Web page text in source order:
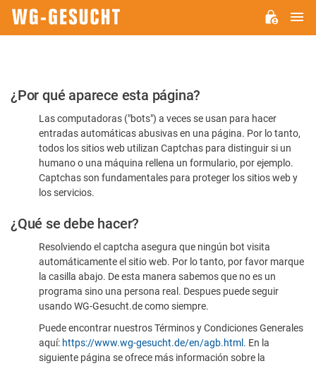
Por
favor,
confirme
humano
¿Por qué aparece esta página?
Las computadoras ("bots") a veces se usan para hacer
entradas automáticas abusivas en una página. Por lo tanto,
todos los sitios web utilizan Captchas para distinguir si un
humano o una máquina rellena un formulario, por ejemplo.
Captchas son fundamentales para proteger los sitios web y
los servicios.
¿Qué se debe hacer?
Resolviendo el captcha asegura que ningún bot visita
automáticamente el sitio web. Por lo tanto, por favor marque
la casilla abajo. De esta manera sabemos que no es un
programa sino una persona real. Despues puede seguir
usando WG-Gesucht.de como siempre.
Puede encontrar nuestros Términos y Condiciones Generales
aquí: https://www.wg-gesucht.de/en/agb.html . En la
siguiente página se ofrece más información sobre la